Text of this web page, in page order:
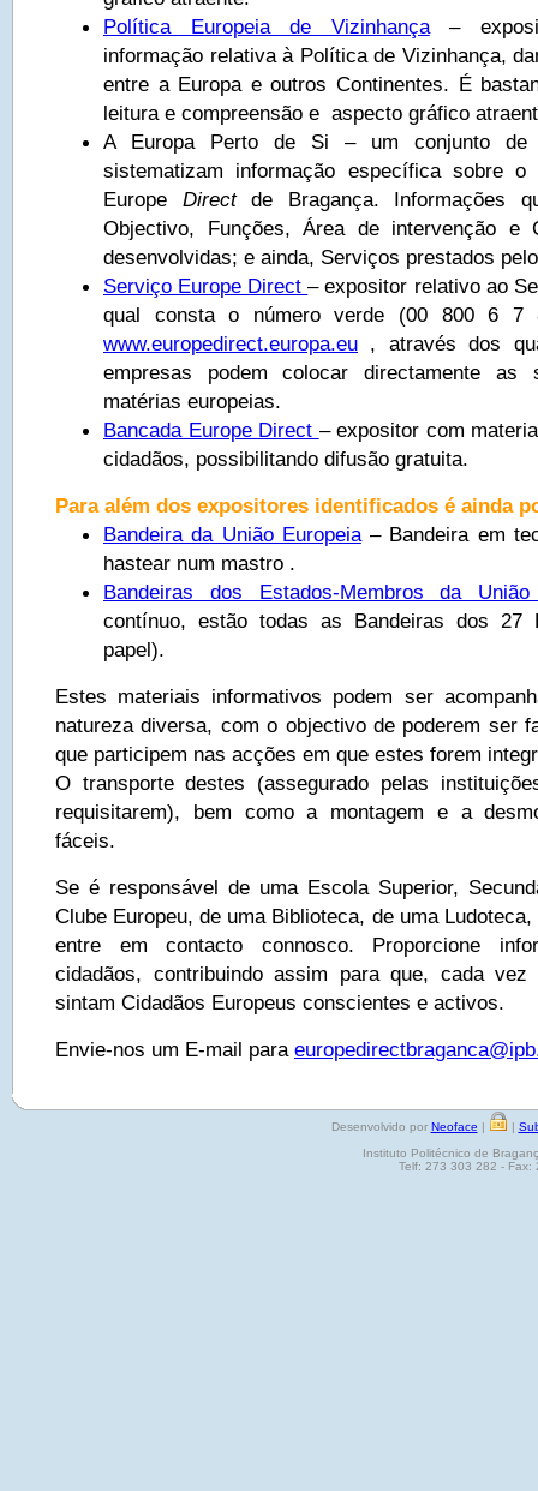
Política Europeia de Vizinhança–
informação relativa à Política de Vizinhança,
entre a Europa e outros Continentes. É
leitura e compreensão e aspecto gráfico
A Europa Perto de Si – um conjunto de
sistematizam informação específica sobre o
Europe Directde Bragança. Informações
Objectivo, Funções, Área de intervenção e
desenvolvidas; e ainda, Serviços prestados
Serviço Europe Direct– expositor relativo ao
qual consta o número verde (00 800 6
www.europedirect.europa.eu , através dos
empresas podem colocar directamente as
matérias europeias.
Bancada Europe Direct – expositor com
cidadãos, possibilitando difusão gratuita.
Para além dos expositores identificados é ainda
Bandeira da União Europeia– Bandeira em
hastear num mastro .
Bandeiras dos Estados-Membros da
contínuo, estão todas as Bandeiras dos 27
papel).
Estes materiais informativos podem ser
natureza diversa, com o objectivo de poderem ser
que participem nas acções em que estes forem
O transporte destes (assegurado pelas
requisitarem), bem como a montagem e a
fáceis.
Se é responsável de uma Escola Superior,
Clube Europeu, de uma Biblioteca, de uma
entre em contacto connosco. Proporcione
cidadãos, contribuindo assim para que, cada
sintam Cidadãos Europeus conscientes e activos.
Envie-nos um E-mail para
Desenvolvido por Neoface | |
Instituto Politécnico de
Telf: 273 303 282 - Fax: